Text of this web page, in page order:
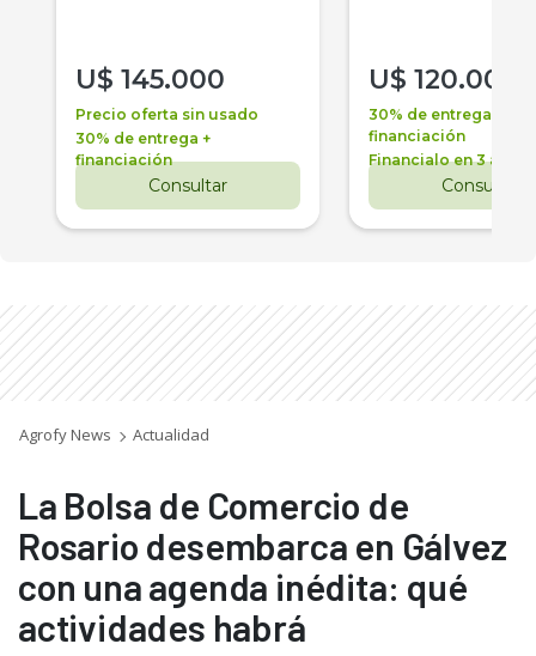
U$ 145.000
Precio oferta sin usado
30% de entrega +
financiación
Consultar
U$ 120.000
30% de entrega +
financiación
Financialo en 3 años
Consultar
Agrofy News Actualidad
La Bolsa de Comercio de
Rosario desembarca en Gálvez
con una agenda inédita: qué
actividades habrá